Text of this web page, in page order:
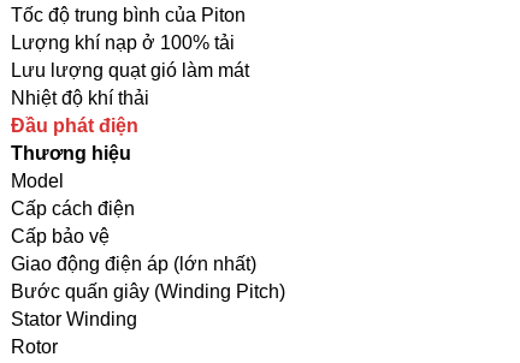
Tốc độ trung bình của Piton
Lượng khí nạp ở 100% tải
Lưu lượng quạt gió làm mát
Nhiệt độ khí thải
Đầu phát điện
Thương hiệu
Model
Cấp cách điện
Cấp bảo vệ
Giao động điện áp (lớn nhất)
Bước quấn giây (Winding Pitch)
Stator Winding
Rotor